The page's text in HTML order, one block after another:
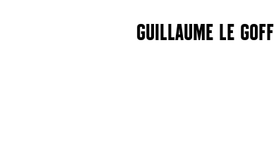
GUILLAUME LE GOFF